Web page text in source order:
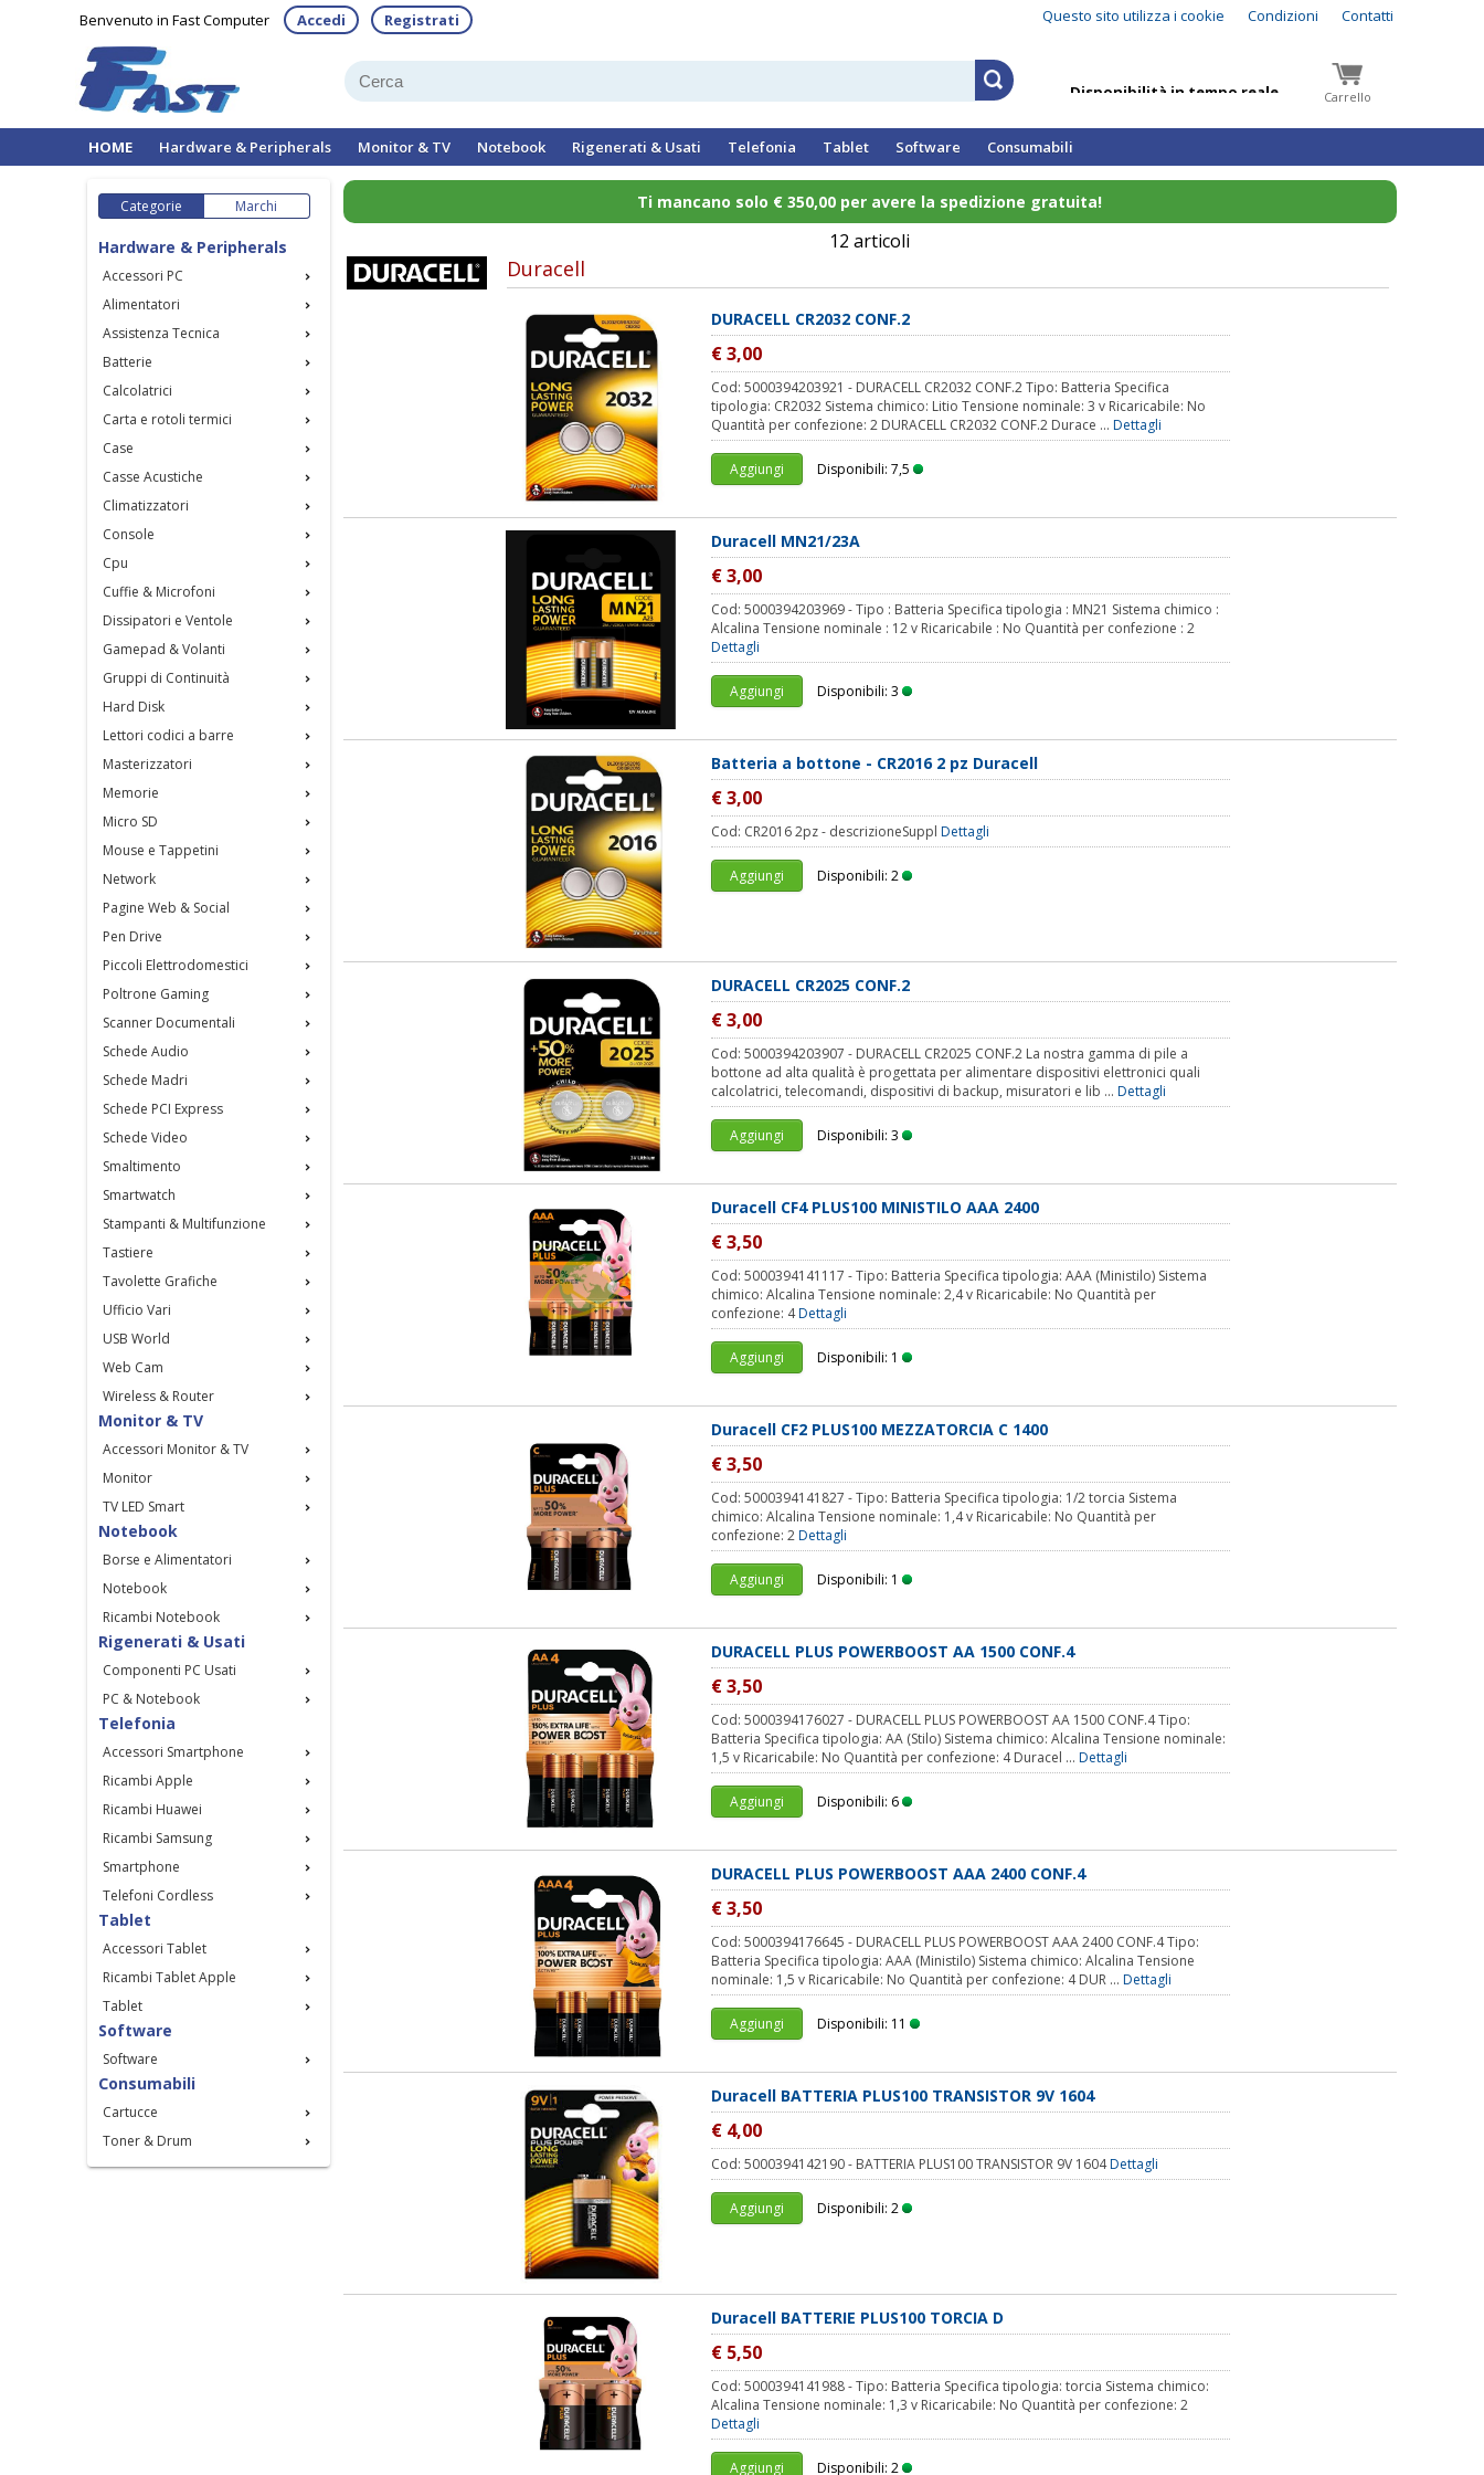
Benvenuto in Fast Computer Accedi Registrati Questo sito utilizza i cookie Condizioni Contatti
Spedizione in 24h
Dal 1996 informatica a Messina
Spedizione gratuita sopra € 350.00
Carrello
HOME Hardware & Peripherals Monitor & TV Notebook Rigenerati & Usati Telefonia Tablet Software Consumabili
Categorie Marchi
Hardware & Peripherals
Accessori PC
Alimentatori
Assistenza Tecnica
Batterie
Calcolatrici
Carta e rotoli termici
Case
Casse Acustiche
Climatizzatori
Console
Cpu
Cuffie & Microfoni
Dissipatori e Ventole
Gamepad & Volanti
Gruppi di Continuità
Hard Disk
Lettori codici a barre
Masterizzatori
Memorie
Micro SD
Mouse e Tappetini
Network
Pagine Web & Social
Pen Drive
Piccoli Elettrodomestici
Poltrone Gaming
Scanner Documentali
Schede Audio
Schede Madri
Schede PCI Express
Schede Video
Smaltimento
Smartwatch
Stampanti & Multifunzione
Tastiere
Tavolette Grafiche
Ufficio Vari
USB World
Web Cam
Wireless & Router
Monitor & TV
Accessori Monitor & TV
Monitor
TV LED Smart
Notebook
Borse e Alimentatori
Notebook
Ricambi Notebook
Rigenerati & Usati
Componenti PC Usati
PC & Notebook
Telefonia
Accessori Smartphone
Ricambi Apple
Ricambi Huawei
Ricambi Samsung
Smartphone
Telefoni Cordless
Tablet
Accessori Tablet
Ricambi Tablet Apple
Tablet
Software
Software
Consumabili
Cartucce
Toner & Drum
Ti mancano solo € 350,00 per avere la spedizione gratuita!
12 articoli
Duracell
DURACELL CR2032 CONF.2
€ 3,00
Cod: 5000394203921 - DURACELL CR2032 CONF.2 Tipo: Batteria Specifica
tipologia: CR2032 Sistema chimico: Litio Tensione nominale: 3 v Ricaricabile: No
Quantità per confezione: 2 DURACELL CR2032 CONF.2 Durace ... Dettagli
Aggiungi Disponibili: 7,5
Duracell MN21/23A
€ 3,00
Cod: 5000394203969 - Tipo : Batteria Specifica tipologia : MN21 Sistema chimico :
Alcalina Tensione nominale : 12 v Ricaricabile : No Quantità per confezione : 2
Dettagli
Aggiungi Disponibili: 3
Batteria a bottone - CR2016 2 pz Duracell
€ 3,00
Cod: CR2016 2pz - descrizioneSuppl Dettagli
Aggiungi Disponibili: 2
DURACELL CR2025 CONF.2
€ 3,00
Cod: 5000394203907 - DURACELL CR2025 CONF.2 La nostra gamma di pile a
bottone ad alta qualità è progettata per alimentare dispositivi elettronici quali
calcolatrici, telecomandi, dispositivi di backup, misuratori e lib ... Dettagli
Aggiungi Disponibili: 3
Duracell CF4 PLUS100 MINISTILO AAA 2400
€ 3,50
Cod: 5000394141117 - Tipo: Batteria Specifica tipologia: AAA (Ministilo) Sistema
chimico: Alcalina Tensione nominale: 2,4 v Ricaricabile: No Quantità per
confezione: 4Dettagli
Aggiungi Disponibili: 1
Duracell CF2 PLUS100 MEZZATORCIA C 1400
€ 3,50
Cod: 5000394141827 - Tipo: Batteria Specifica tipologia: 1/2 torcia Sistema
chimico: Alcalina Tensione nominale: 1,4 v Ricaricabile: No Quantità per
confezione: 2Dettagli
Aggiungi Disponibili: 1
DURACELL PLUS POWERBOOST AA 1500 CONF.4
€ 3,50
Cod: 5000394176027 - DURACELL PLUS POWERBOOST AA 1500 CONF.4 Tipo:
Batteria Specifica tipologia: AA (Stilo) Sistema chimico: Alcalina Tensione nominale:
1,5 v Ricaricabile: No Quantità per confezione: 4 Duracel ... Dettagli
Aggiungi Disponibili: 6
DURACELL PLUS POWERBOOST AAA 2400 CONF.4
€ 3,50
Cod: 5000394176645 - DURACELL PLUS POWERBOOST AAA 2400 CONF.4 Tipo:
Batteria Specifica tipologia: AAA (Ministilo) Sistema chimico: Alcalina Tensione
nominale: 1,5 v Ricaricabile: No Quantità per confezione: 4 DUR ... Dettagli
Aggiungi Disponibili: 11
Duracell BATTERIA PLUS100 TRANSISTOR 9V 1604
€ 4,00
Cod: 5000394142190 - BATTERIA PLUS100 TRANSISTOR 9V 1604Dettagli
Aggiungi Disponibili: 2
Duracell BATTERIE PLUS100 TORCIA D
€ 5,50
Cod: 5000394141988 - Tipo: Batteria Specifica tipologia: torcia Sistema chimico:
Alcalina Tensione nominale: 1,3 v Ricaricabile: No Quantità per confezione: 2
Dettagli
Aggiungi Disponibili: 2